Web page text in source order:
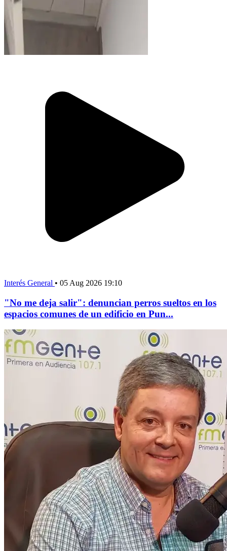
Interés General • 05 Aug 2026 19:10
"No me deja salir": denuncian perros sueltos en los
espacios comunes de un edificio en Pun...